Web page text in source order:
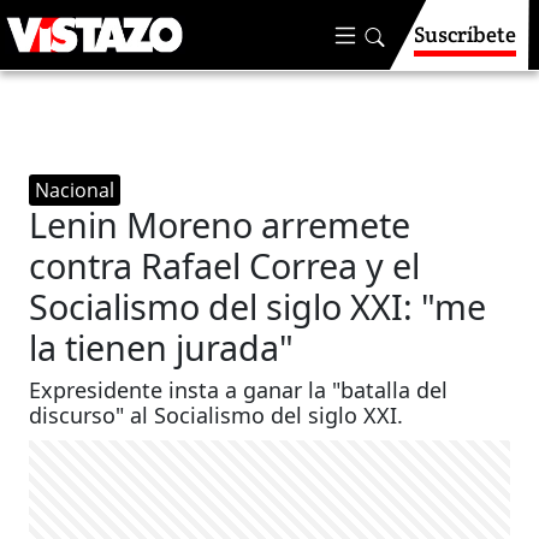
Suscríbete
Nacional
Lenin Moreno arremete
contra Rafael Correa y el
Socialismo del siglo XXI: "me
la tienen jurada"
Expresidente insta a ganar la "batalla del
discurso" al Socialismo del siglo XXI.